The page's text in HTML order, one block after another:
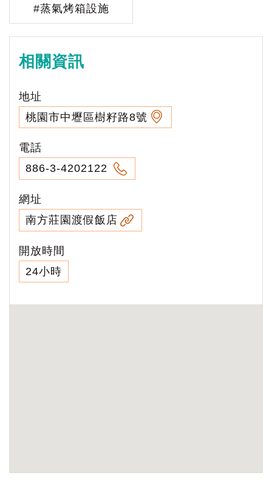
#蒸氣烤箱設施
相關資訊
地址
桃園市中壢區樹籽路8號
電話
886-3-4202122
網址
南方莊園渡假飯店
開放時間
24小時